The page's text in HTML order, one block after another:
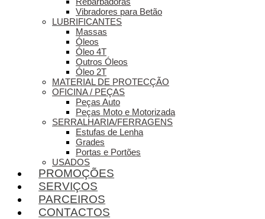
Vibradores para Betão
LUBRIFICANTES
Massas
Óleos
Óleo 4T
Outros Óleos
Óleo 2T
MATERIAL DE PROTECÇÃO
OFICINA / PEÇAS
Peças Auto
Peças Moto e Motorizada
SERRALHARIA/FERRAGENS
Estufas de Lenha
Grades
Portas e Portões
USADOS
PROMOÇÕES
SERVIÇOS
PARCEIROS
CONTACTOS